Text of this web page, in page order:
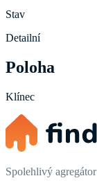
Stav
Detailní
Poloha
Klínec
Spolehlivý